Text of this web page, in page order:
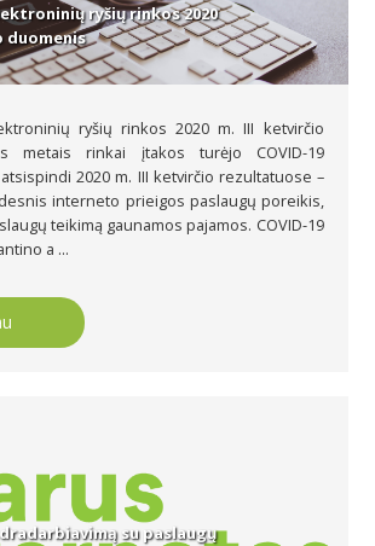
ryšių rinkos 2020
duomenis
ryšių rinkos 2020 m. III ketvirčio
metais rinkai įtakos turėjo COVID-19
2020 m. III ketvirčio rezultatuose –
interneto prieigos paslaugų poreikis,
teikimą gaunamos pajamos. COVID-19
a ...
su paslaugų